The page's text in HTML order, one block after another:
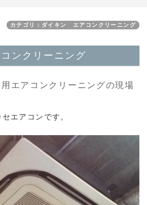
カテゴリ：ダイキン エアコンクリーニング
ンクリーニング
エアコンクリーニングの現場
エアコンです。